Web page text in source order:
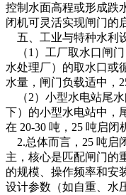
控制水面高程或形成跌
闭机可灵活实现闸门的
五、工业与特种水利
（1）工厂取水口闸
水处理厂）的取水口或
水量，闸门负载适中，
（2）小型水电站尾水
下）的小型水电站中，
在 20-30 吨，25 吨启闭
2.总体而言，25 吨启
主，核心是匹配闸门的
的规模、操作频率和安
设计参数（如自重、水